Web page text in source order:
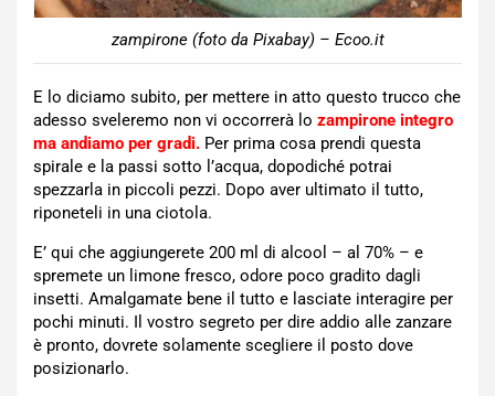
zampirone (foto da Pixabay) – Ecoo.it
E lo diciamo subito, per mettere in atto questo trucco che
adesso sveleremo non vi occorrerà lo zampirone integro
ma andiamo per gradi. Per prima cosa prendi questa
spirale e la passi sotto l’acqua, dopodiché potrai
spezzarla in piccoli pezzi. Dopo aver ultimato il tutto,
riponeteli in una ciotola.
E’ qui che aggiungerete 200 ml di alcool – al 70% – e
spremete un limone fresco, odore poco gradito dagli
insetti. Amalgamate bene il tutto e lasciate interagire per
pochi minuti. Il vostro segreto per dire addio alle zanzare
è pronto, dovrete solamente scegliere il posto dove
posizionarlo.